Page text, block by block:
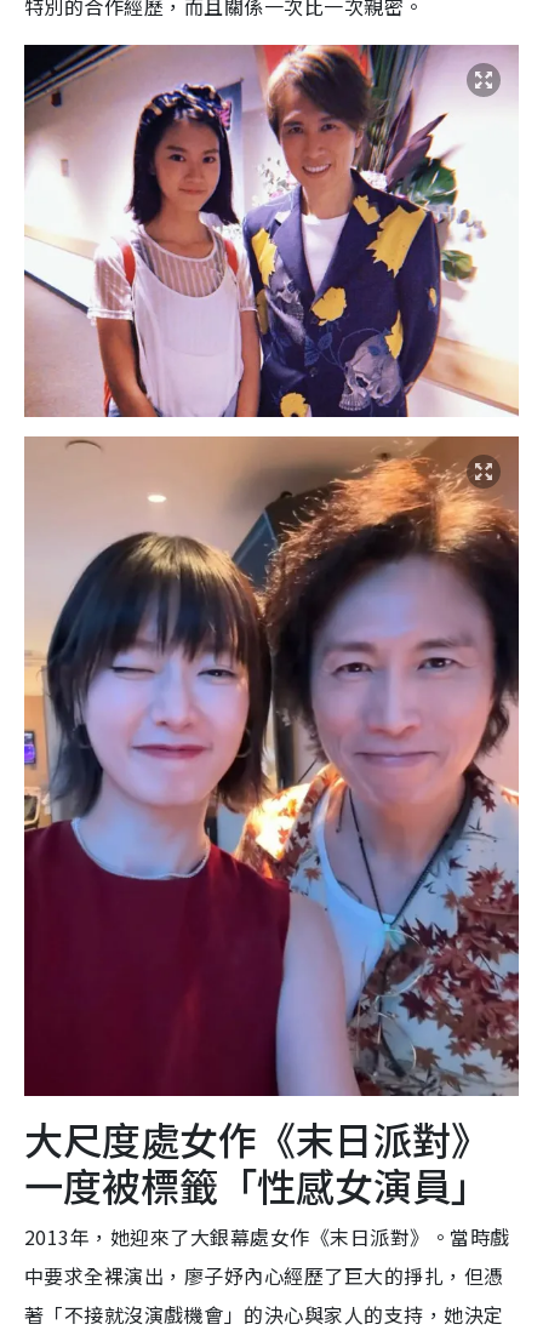
特別的合作經歷，而且關係一次比一次親密。
大尺度處女作《末日派對》
一度被標籤「性感女演員」
2013年，她迎來了大銀幕處女作《末日派對》。當時戲
中要求全裸演出，廖子妤內心經歷了巨大的掙扎，但憑
著「不接就沒演戲機會」的決心與家人的支持，她決定